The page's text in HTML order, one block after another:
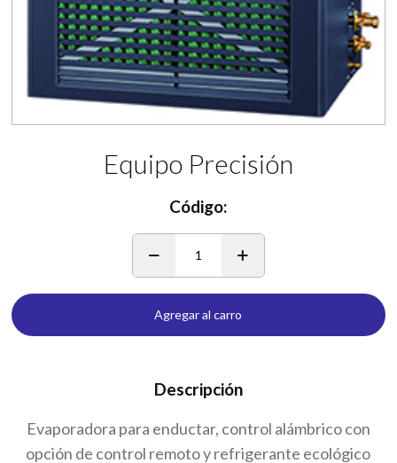
Equipo Precisión
Código:
1
Agregar al carro
Descripción
Evaporadora para enductar, control alámbrico con
opción de control remoto y refrigerante ecológico